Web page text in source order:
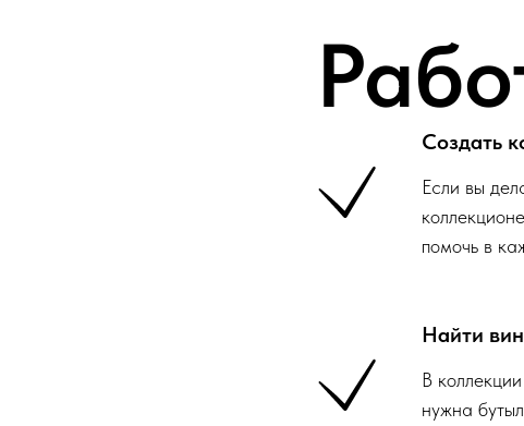
Создать
Если вы
помочь в
Найти
В
нужна